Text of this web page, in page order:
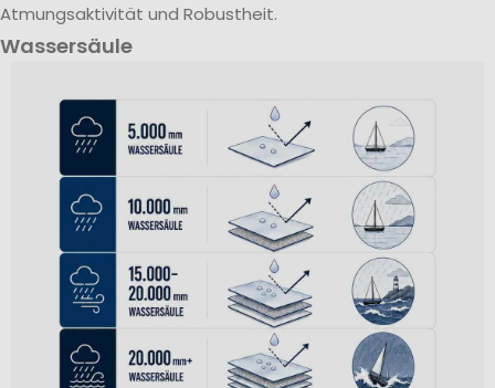
Atmungsaktivität und Robustheit.
Wassersäule